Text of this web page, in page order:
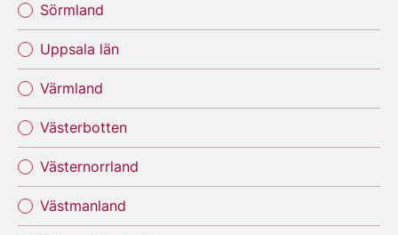
Sörmland
Uppsala län
Värmland
Västerbotten
Västernorrland
Västmanland